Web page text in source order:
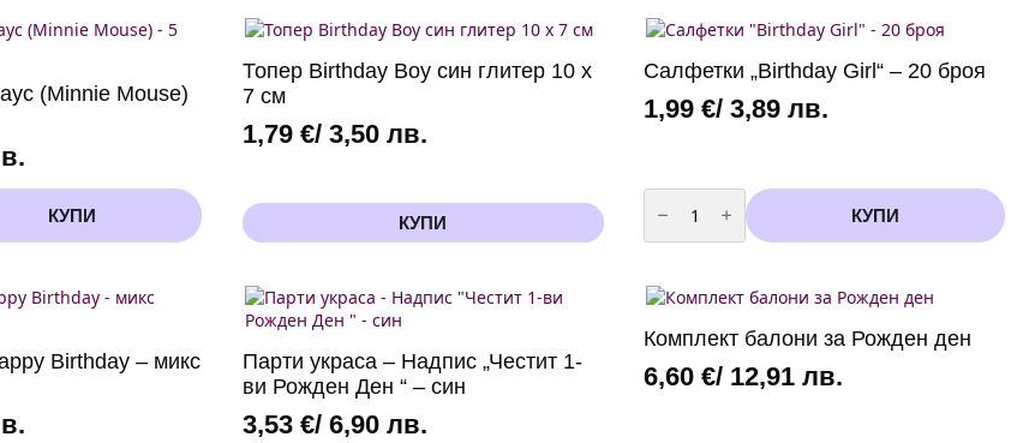
синьо
-
20
броя
вилички
-
Мики
Маус
(Mickey
Mouse)
(Minnie Mouse)
КУПИ
Топер Birthday Boy син глитер 10 х
7 см
1,79 €/ 3,50 лв.
КУПИ
Салфетки „Birthday Girl“ – 20 броя
1,99€/ 3,89 лв.
количество
за
Салфетки
"Birthday
20
броя
КУПИ
Birthday – микс
Парти украса – Надпис „Честит 1-
ви Рожден Ден “ – син
3,53 €/ 6,90 лв.
Комплект балони за Рожден ден
6,60€/ 12,91 лв.